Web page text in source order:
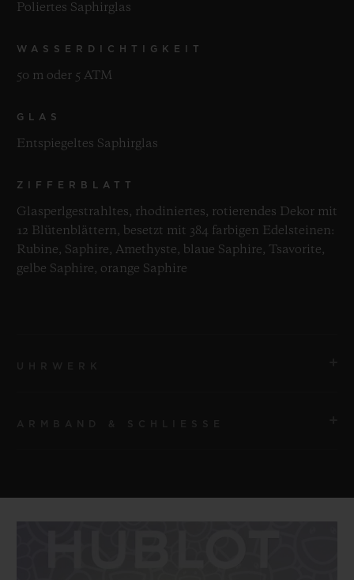
Poliertes Saphirglas
WASSERDICHTIGKEIT
50 m oder 5 ATM
GLAS
Entspiegeltes Saphirglas
ZIFFERBLATT
Glasperlgestrahltes, rhodiniertes, rotierendes Dekor mit
12 Blütenblättern, besetzt mit 384 farbigen Edelsteinen:
Rubine, Saphire, Amethyste, blaue Saphire, Tsavorite,
gelbe Saphire, orange Saphire
ARMBAND
Armbänder aus transparentem, gefüttertem Kautschuk